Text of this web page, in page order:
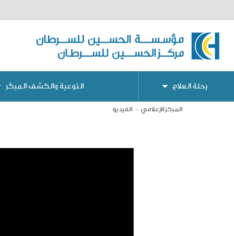
رحلة العلاج التوعية والكشف المبكّر
المركز الإعلامي الفيديو